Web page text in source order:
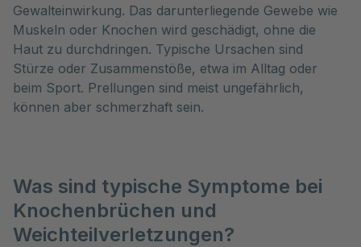
Gewalteinwirkung. Das darunterliegende Gewebe wie
Muskeln oder Knochen wird geschädigt, ohne die
Haut zu durchdringen. Typische Ursachen sind
Stürze oder Zusammenstöße, etwa im Alltag oder
beim Sport. Prellungen sind meist ungefährlich,
können aber schmerzhaft sein.
Was sind typische Symptome bei
Knochenbrüchen und
Weichteilverletzungen?